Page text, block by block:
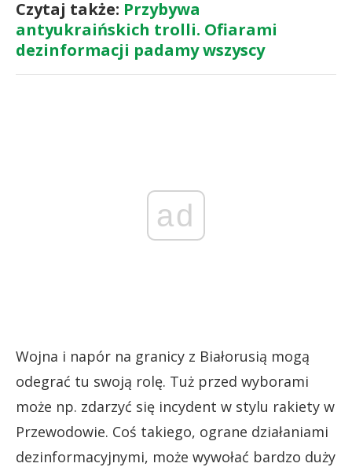
Czytaj także: Przybywa
antyukraińskich trolli. Ofiarami
dezinformacji padamy wszyscy
ad
Wojna i napór na granicy z Białorusią mogą
odegrać tu swoją rolę. Tuż przed wyborami
może np. zdarzyć się incydent w stylu rakiety w
Przewodowie. Coś takiego, ograne działaniami
dezinformacyjnymi, może wywołać bardzo duży